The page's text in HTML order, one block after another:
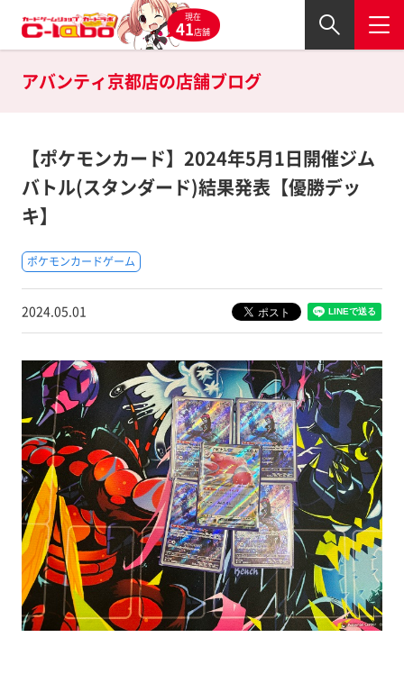
現在
41店舗
アバンティ京都店の店舗ブログ
【ポケモンカード】2024年5月1日開催ジム
バトル(スタンダード)結果発表【優勝デッ
キ】
ポケモンカードゲーム
2024.05.01